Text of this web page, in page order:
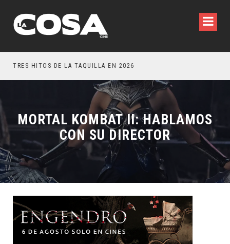
TRES HITOS DE LA TAQUILLA EN 2026
MORTAL KOMBAT II: HABLAMOS
CON SU DIRECTOR